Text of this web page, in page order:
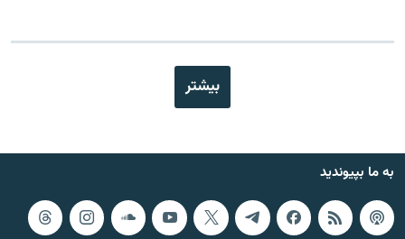
بیشتر
به ما بپیوندید